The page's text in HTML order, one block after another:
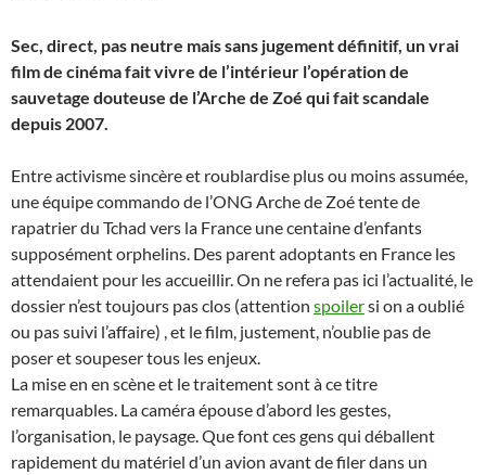
Sec, direct, pas neutre mais sans jugement définitif, un vrai
film de cinéma fait vivre de l’intérieur l’opération de
sauvetage douteuse de l’Arche de Zoé qui fait scandale
depuis 2007.
Entre activisme sincère et roublardise plus ou moins assumée,
une équipe commando de l’ONG Arche de Zoé tente de
rapatrier du Tchad vers la France une centaine d’enfants
supposément orphelins. Des parent adoptants en France les
attendaient pour les accueillir. On ne refera pas ici l’actualité, le
dossier n’est toujours pas clos (attention spoilersi on a oublié
ou pas suivi l’affaire) , et le film, justement, n’oublie pas de
poser et soupeser tous les enjeux.
La mise en en scène et le traitement sont à ce titre
remarquables. La caméra épouse d’abord les gestes,
l’organisation, le paysage. Que font ces gens qui déballent
rapidement du matériel d’un avion avant de filer dans un